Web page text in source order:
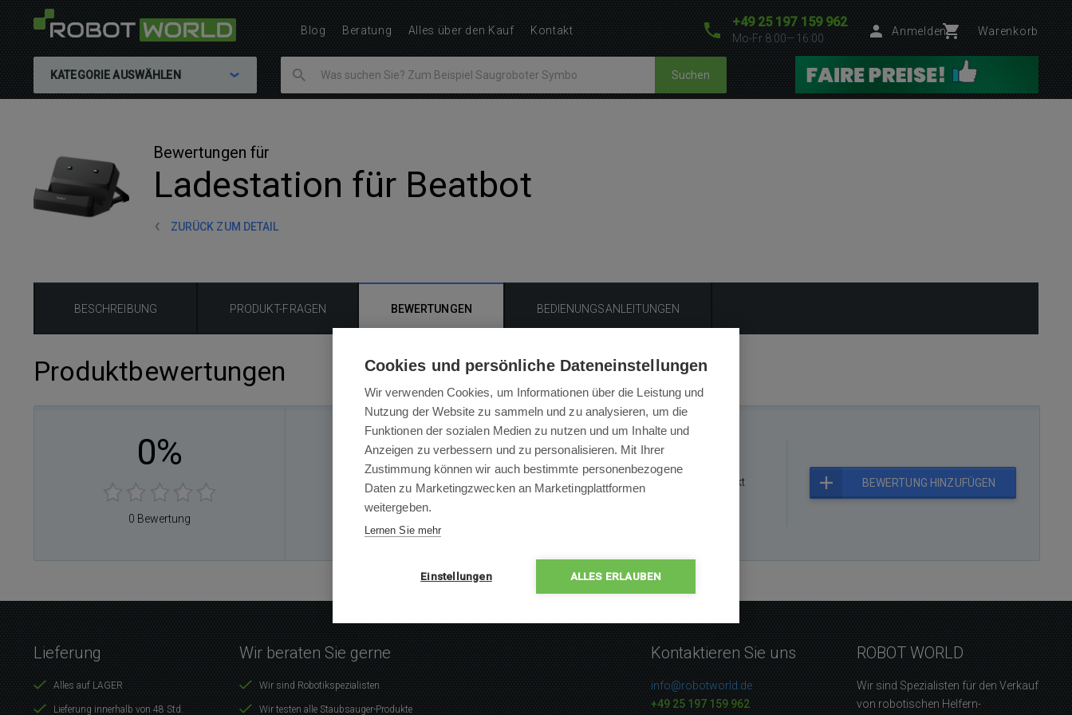
+49 25 197 159 962
Mo-Fr 8:00—16:00
Anmelden Warenkorb
KATEGORIE AUSWÄHLEN Suchen
Bewertungen für
Ladestation für Beatbot
ZURÜCK ZUM DETAIL
BESCHREIBUNG PRODUKT-FRAGEN BEWERTUNGEN BEDIENUNGSANLEITUNGEN
Produktbewertungen
0%
0 Bewertung
×
0 % Leute empfehlen das Produkt BEWERTUNG HINZUFÜGEN
Blog Beratung Alles über den Kauf Kontakt
Lieferung
Alles auf LAGER
Lieferung innerhalb von 48 Std.
Wir beraten Sie gerne
Wir sind Robotikspezialisten
Wir testen alle Staubsauger-Produkte
Kontaktieren Sie uns
info@robotworld.de
+49 25 197 159 962
ROBOT WORLD
Wir sind Spezialisten für den Verkauf
von robotischen Helfern-
Cookies und persönliche Dateneinstellungen
Wir verwenden Cookies, um Informationen über die Leistung und
Nutzung der Website zu sammeln und zu analysieren, um die
Funktionen der sozialen Medien zu nutzen und um Inhalte und
Anzeigen zu verbessern und zu personalisieren. Mit Ihrer
Zustimmung können wir auch bestimmte personenbezogene
Daten zu Marketingzwecken an Marketingplattformen
weitergeben.
Lernen Sie mehr
Einstellungen ALLES ERLAUBEN